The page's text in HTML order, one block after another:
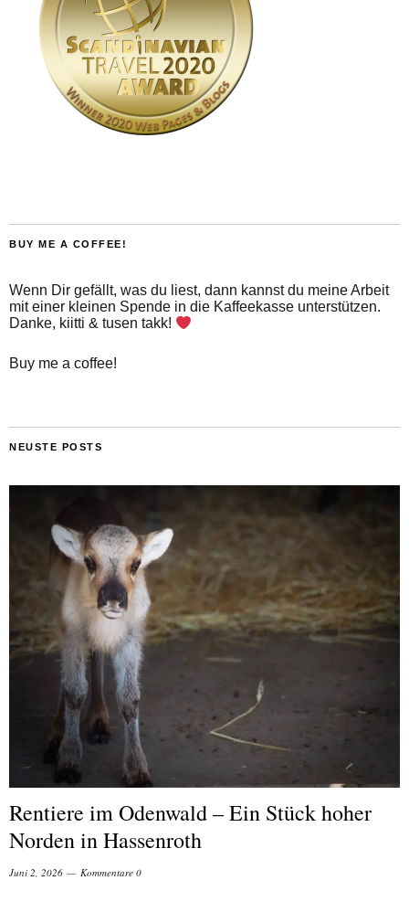
BUY ME A COFFEE!
Wenn Dir gefällt, was du liest, dann kannst du meine Arbeit
mit einer kleinen Spende in die Kaffeekasse unterstützen.
Danke, kiitti & tusen takk!
Buy me a coffee!
NEUSTE POSTS
Rentiere im Odenwald – Ein Stück hoher
Norden in Hassenroth
Juni 2, 2026 Kommentare 0